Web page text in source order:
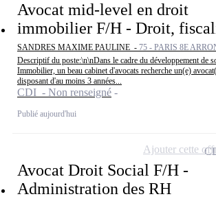
Avocat mid-level en droit
immobilier F/H - Droit,
SANDRES MAXIME PAULINE - 75 - PARIS 8E
Descriptif du poste:\n\nDans le cadre du développement de
Immobilier, un beau cabinet d'avocats recherche un(e)
disposant d'au moins 3 années...
CDI - Non renseigné
Publié aujourd'hui
Avocat Droit Social F/H -
Administration des RH
Ajouter cette